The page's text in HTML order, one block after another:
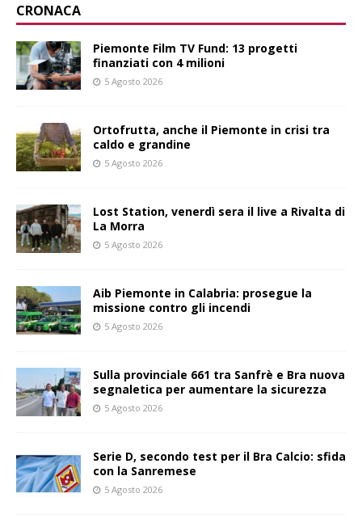
CRONACA
Piemonte Film TV Fund: 13 progetti
finanziati con 4 milioni
5 Agosto 2026
Ortofrutta, anche il Piemonte in crisi tra
caldo e grandine
5 Agosto 2026
Lost Station, venerdì sera il live a Rivalta di
La Morra
5 Agosto 2026
Aib Piemonte in Calabria: prosegue la
missione contro gli incendi
5 Agosto 2026
Sulla provinciale 661 tra Sanfrè e Bra nuova
segnaletica per aumentare la sicurezza
5 Agosto 2026
Serie D, secondo test per il Bra Calcio: sfida
con la Sanremese
5 Agosto 2026